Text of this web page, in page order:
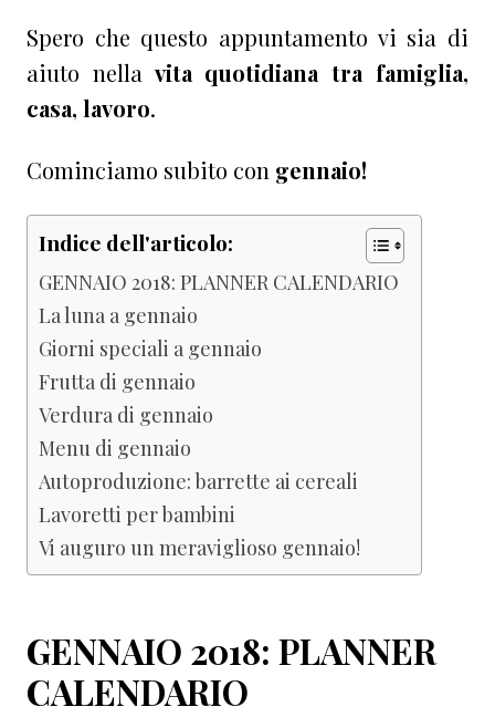
Spero che questo appuntamento vi sia di
aiuto nella vita quotidiana tra famiglia,
casa, lavoro.
Cominciamo subito con gennaio!
Indice dell'articolo:
GENNAIO 2018: PLANNER CALENDARIO
La luna a gennaio
Giorni speciali a gennaio
Frutta di gennaio
Verdura di gennaio
Menu di gennaio
Autoproduzione: barrette ai cereali
Lavoretti per bambini
Vi auguro un meraviglioso gennaio!
GENNAIO 2018: PLANNER
CALENDARIO